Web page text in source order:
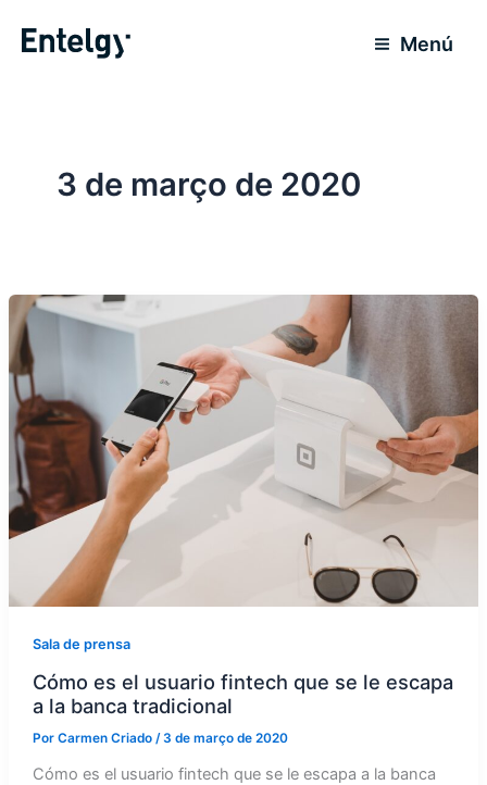
para
Menú
3 de março de 2020
Sala de prensa
Cómo es el usuario fintech que se le escapa
a la banca tradicional
Por Carmen Criado /3 de março de 2020
Cómo es el usuario fintech que se le escapa a la banca